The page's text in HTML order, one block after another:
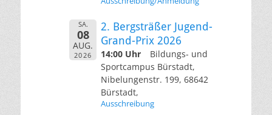
SA.
08
AUG.
2026
2. Bergsträßer Jugend-
Grand-Prix 2026
14:00 Uhr
Bildungs- und
Sportcampus Bürstadt,
Nibelungenstr. 199, 68642
Bürstadt,
Ausschreibung